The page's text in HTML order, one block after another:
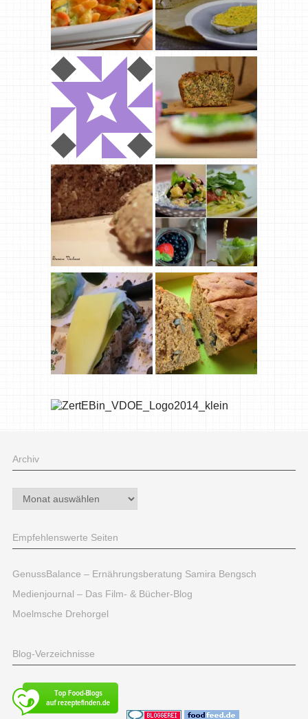
Archiv
Archiv
Empfehlenswerte Seiten
GenussBalance – Ernährungsberatung Samira Bengsch
Medienjournal – Das Film- & Bücher-Blog
Moelmsche Drehorgel
Blog-Verzeichnisse